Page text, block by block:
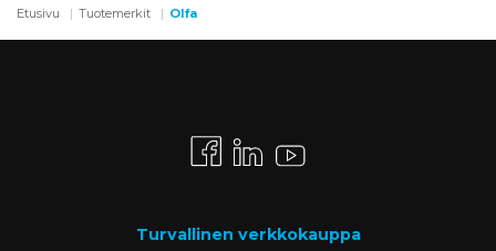
Etusivu Tuotemerkit Olfa
Turvallinen verkkokauppa